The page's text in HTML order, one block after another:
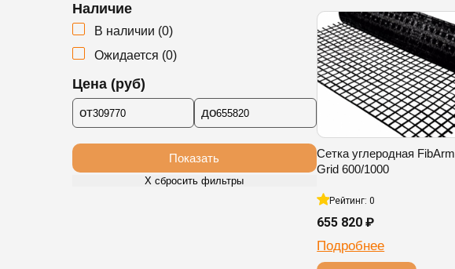
Наличие
В наличии (0)
Ожидается (0)
Цена (руб)
от до
Показать
Х сбросить фильтры
Сетка углеродная FibArm
Grid 600/1000
Рейтинг: 0
655 820 ₽
Подробнее